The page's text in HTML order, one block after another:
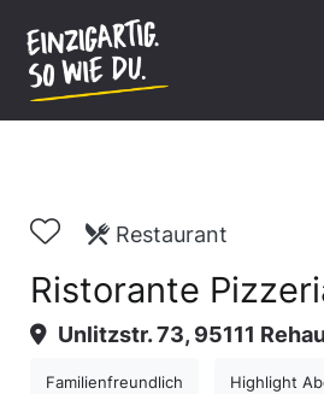
springen
Restaurant
Ristorante
Unlitzstr. 73, 95111
Familienfreundlich Highlight